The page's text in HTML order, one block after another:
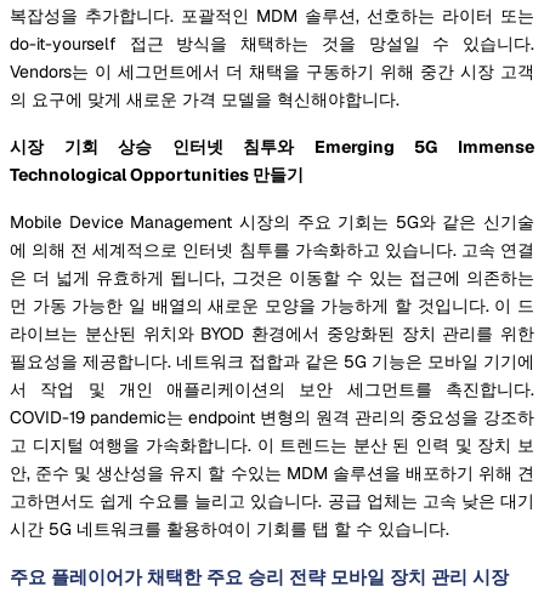
복잡성을 추가합니다. 포괄적인 MDM 솔루션, 선호하는 라이터 또는
do-it-yourself 접근 방식을 채택하는 것을 망설일 수 있습니다.
Vendors는 이 세그먼트에서 더 채택을 구동하기 위해 중간 시장 고객
의 요구에 맞게 새로운 가격 모델을 혁신해야합니다.
시장 기회 상승 인터넷 침투와 Emerging 5G Immense
Technological Opportunities 만들기
Mobile Device Management 시장의 주요 기회는 5G와 같은 신기술
에 의해 전 세계적으로 인터넷 침투를 가속화하고 있습니다. 고속 연결
은 더 넓게 유효하게 됩니다, 그것은 이동할 수 있는 접근에 의존하는
먼 가동 가능한 일 배열의 새로운 모양을 가능하게 할 것입니다. 이 드
라이브는 분산된 위치와 BYOD 환경에서 중앙화된 장치 관리를 위한
필요성을 제공합니다. 네트워크 접합과 같은 5G 기능은 모바일 기기에
서 작업 및 개인 애플리케이션의 보안 세그먼트를 촉진합니다.
COVID-19 pandemic는 endpoint 변형의 원격 관리의 중요성을 강조하
고 디지털 여행을 가속화합니다. 이 트렌드는 분산 된 인력 및 장치 보
안, 준수 및 생산성을 유지 할 수있는 MDM 솔루션을 배포하기 위해 견
고하면서도 쉽게 수요를 늘리고 있습니다. 공급 업체는 고속 낮은 대기
시간 5G 네트워크를 활용하여이 기회를 탭 할 수 있습니다.
주요 플레이어가 채택한 주요 승리 전략 모바일 장치 관리 시장